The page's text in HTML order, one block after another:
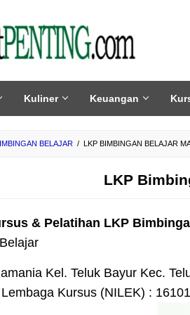
Kuliner Keuangan
BELAJAR / LKP BIMBINGAN BELAJAR
LKP
& Pelatihan LKP
Kel. Teluk Bayur Kec.
Kursus (NILEK) :